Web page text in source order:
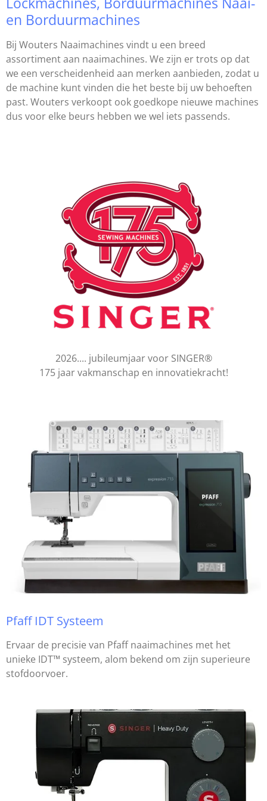
en Borduurmachines
Bij Wouters Naaimachines vindt u een breed
assortiment aan naaimachines. We zijn er trots op dat
we een verscheidenheid aan merken aanbieden, zodat u
de machine kunt vinden die het beste bij uw behoeften
past. Wouters verkoopt ook goedkope nieuwe machines
dus voor elke beurs hebben we wel iets passends.
2026.... jubileumjaar voor SINGER®
175 jaar vakmanschap en innovatiekracht!
Pfaff IDT Systeem
Ervaar de precisie van Pfaff naaimachines met het
unieke IDT™ systeem, alom bekend om zijn superieure
stofdoorvoer.